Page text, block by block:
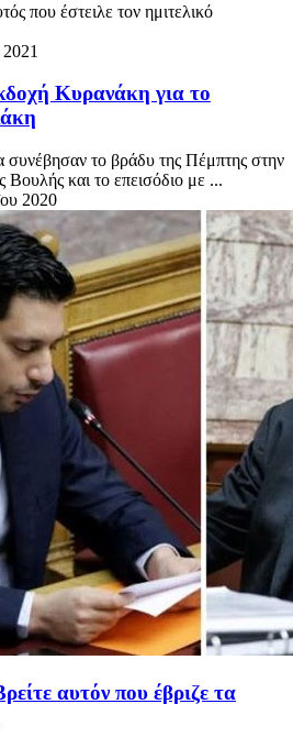
που έστειλε τον ημιτελικό
Κυρανάκη για το
συνέβησαν το βράδυ της Πέμπτης στην
Βουλής και το επεισόδιο με ...
2020
αυτόν που έβριζε τα